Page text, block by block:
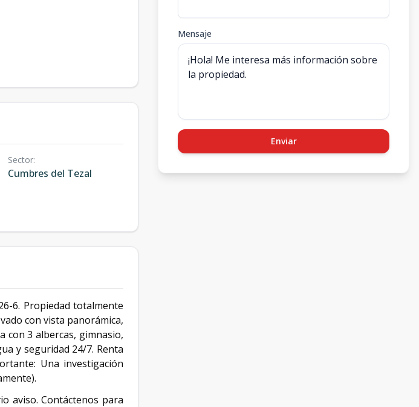
Sector:
Cumbres del Tezal
6. Propiedad totalmente
con vista panorámica,
con 3 albercas, gimnasio,
y seguridad 24/7. Renta
Una investigación
aviso. Contáctenos para
Mensaje
Enviar